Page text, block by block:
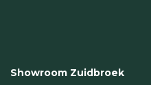
Showroom Zuidbroek